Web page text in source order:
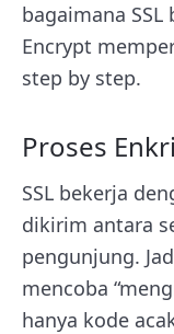
bagaimana
Encrypt
step by step.
Proses
SSL bekerja
dikirim antara
pengunjung.
mencoba
hanya kode